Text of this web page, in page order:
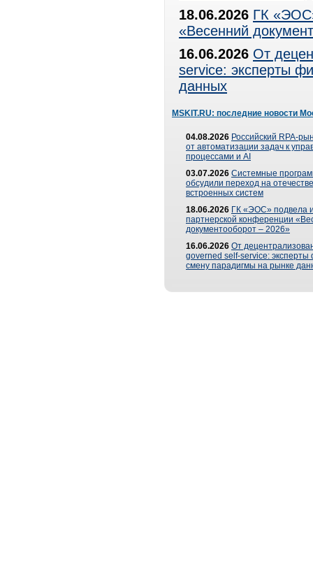
18.06.2026 ГК
«Весенний
16.06.2026 От
service: эксперты
данных
MSKIT.RU: последние новости
04.08.2026 Российский RPA-
от автоматизации задач к
процессами и AI
03.07.2026 Системные
обсудили переход на
встроенных систем
18.06.2026 ГК «ЭОС» подвела
партнерской конференции
документооборот – 2026»
16.06.2026 От
governed self-service: эксперты
смену парадигмы на рынке